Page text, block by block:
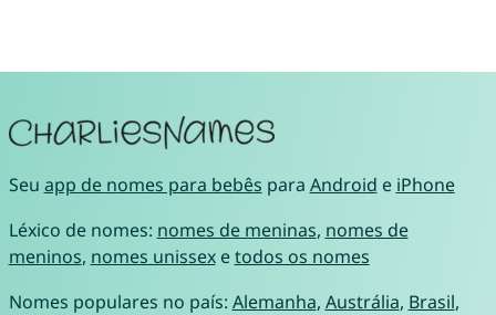
Seu app de nomes para bebês para Android e iPhone
Léxico de nomes: nomes de meninas, nomes de
meninos, nomes unissexetodos os nomes
Nomes populares no país: Alemanha, Austrália, Brasil,